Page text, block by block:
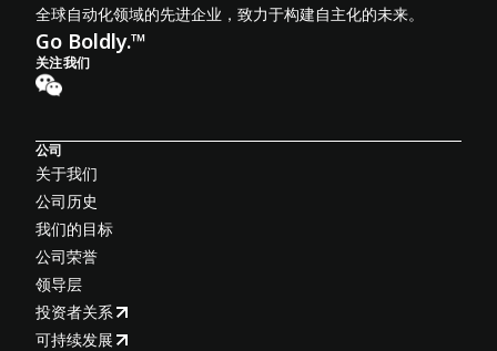
全球自动化领域的先进企业，致力于构建自主化的未来。
Go Boldly.™
关注我们
公司
关于我们
公司历史
我们的目标
公司荣誉
领导层
投资者关系
可持续发展